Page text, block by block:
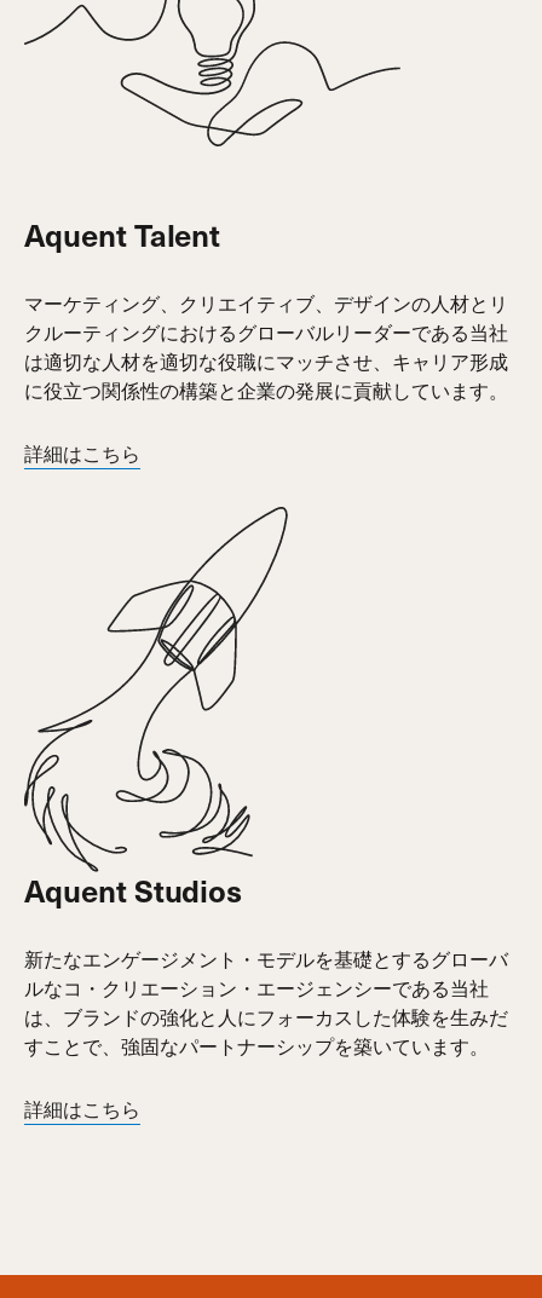
Aquent Talent
マーケティング、クリエイティブ、デザインの人材とリ
クルーティングにおけるグローバルリーダーである当社
は適切な人材を適切な役職にマッチさせ、キャリア形成
に役立つ関係性の構築と企業の発展に貢献しています。
詳細はこちら
Aquent Studios
新たなエンゲージメント・モデルを基礎とするグローバ
ルなコ・クリエーション・エージェンシーである当社
は、ブランドの強化と人にフォーカスした体験を生みだ
すことで、強固なパートナーシップを築いています。
詳細はこちら